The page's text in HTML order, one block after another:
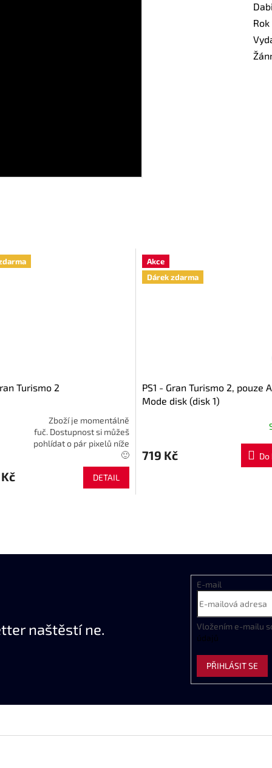
Turismo 2
Zboží je momentálně
fuč. Dostupnost si můžeš
pohlídat o pár pixelů níže
🙂
DETAIL
Akce
Dárek zdarma
PS1 - Gran Turismo 2, pouze
Mode disk (disk 1)
719 Kč Do
naštěstí ne.
E-mail
Vložením e-mailu
údajů
PŘIHLÁSIT SE